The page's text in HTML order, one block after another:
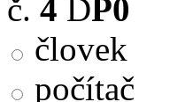
č. 4 DP0
človek
počítač